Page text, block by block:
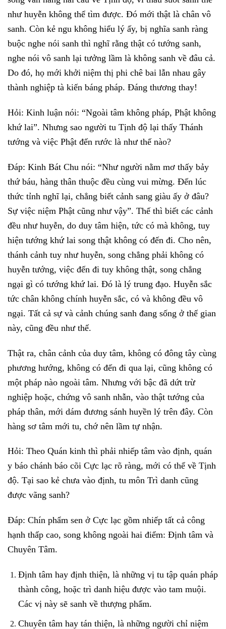
như huyễn không thể tìm được. Đó mới thật là chân vô
sanh. Còn kẻ ngu không hiểu lý ấy, bị nghĩa sanh ràng
buộc nghe nói sanh thì nghĩ rằng thật có tướng sanh,
nghe nói vô sanh lại tưởng lầm là không sanh về đâu cả.
Do đó, họ mới khởi niệm thị phi chê bai lẫn nhau gây
thành nghiệp tà kiến báng pháp. Đáng thương thay!
Hỏi: Kinh luận nói: “Ngoài tâm không pháp, Phật không
khứ lai”. Nhưng sao người tu Tịnh độ lại thấy Thánh
tướng và việc Phật đến rước là như thế nào?
Đáp: Kinh Bát Chu nói: “Như người nằm mơ thấy bảy
thứ báu, hàng thân thuộc đều cùng vui mừng. Đến lúc
thức tỉnh nghĩ lại, chẳng biết cảnh sang giàu ấy ở đâu?
Sự việc niệm Phật cũng như vậy”. Thế thì biết các cảnh
đều như huyễn, do duy tâm hiện, tức có mà không, tuy
hiện tướng khứ lai song thật không có đến đi. Cho nên,
thánh cảnh tuy như huyễn, song chẳng phải không có
huyễn tướng, việc đến đi tuy không thật, song chẳng
ngại gì có tướng khứ lai. Đó là lý trung đạo. Huyễn sắc
tức chân không chính huyễn sắc, có và không đều vô
ngại. Tất cả sự và cảnh chúng sanh đang sống ở thế gian
này, cũng đều như thế.
Thật ra, chân cảnh của duy tâm, không có đông tây cùng
phương hướng, không có đến đi qua lại, cũng không có
một pháp nào ngoài tâm. Nhưng với bậc đã dứt trừ
nghiệp hoặc, chứng vô sanh nhẫn, vào thật tướng của
pháp thân, mới dám đương sánh huyền lý trên đây. Còn
hàng sơ tâm mới tu, chớ nên lầm tự nhận.
Hỏi: Theo Quán kinh thì phải nhiếp tâm vào định, quán
y báo chánh báo cõi Cực lạc rõ ràng, mới có thể về Tịnh
độ. Tại sao kẻ chưa vào định, tu môn Trì danh cũng
được vãng sanh?
Đáp: Chín phẩm sen ở Cực lạc gồm nhiếp tất cả công
hạnh thấp cao, song không ngoài hai điểm: Định tâm và
Chuyên Tâm.
Định tâm hay định thiện, là những vị tu tập quán pháp
thành công, hoặc trì danh hiệu được vào tam muội.
Các vị này sẽ sanh về thượng phẩm.
Chuyên tâm hay tán thiện, là những người chỉ niệm